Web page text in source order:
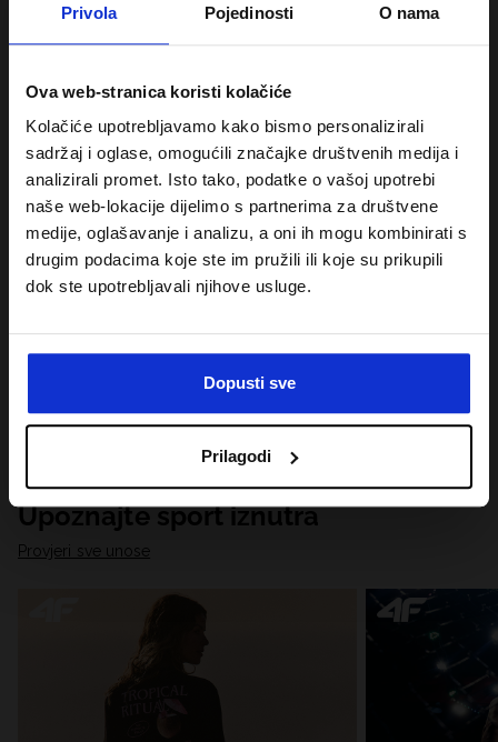
Privola Pojedinosti O nama
Ova web-stranica koristi kolačiće
Kolačiće upotrebljavamo kako bismo personalizirali
sadržaj i oglase, omogućili značajke društvenih medija i
analizirali promet. Isto tako, podatke o vašoj upotrebi
naše web-lokacije dijelimo s partnerima za društvene
medije, oglašavanje i analizu, a oni ih mogu kombinirati s
drugim podacima koje ste im pružili ili koje su prikupili
dok ste upotrebljavali njihove usluge.
Dopusti sve
Prilagodi
Upoznajte sport iznutra
Provjeri sve unose